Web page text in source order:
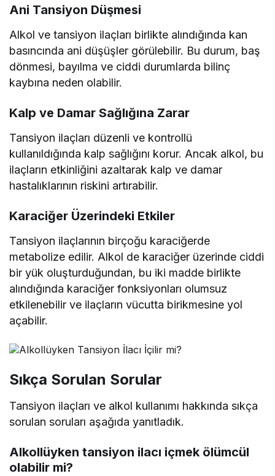
Ani Tansiyon Düşmesi
Alkol ve tansiyon ilaçları birlikte alındığında kan
basıncında ani düşüşler görülebilir. Bu durum, baş
dönmesi, bayılma ve ciddi durumlarda bilinç
kaybına neden olabilir.
Kalp ve Damar Sağlığına Zarar
Tansiyon ilaçları düzenli ve kontrollü
kullanıldığında kalp sağlığını korur. Ancak alkol, bu
ilaçların etkinliğini azaltarak kalp ve damar
hastalıklarının riskini artırabilir.
Karaciğer Üzerindeki Etkiler
Tansiyon ilaçlarının birçoğu karaciğerde
metabolize edilir. Alkol de karaciğer üzerinde ciddi
bir yük oluşturduğundan, bu iki madde birlikte
alındığında karaciğer fonksiyonları olumsuz
etkilenebilir ve ilaçların vücutta birikmesine yol
açabilir.
Sıkça Sorulan Sorular
Tansiyon ilaçları ve alkol kullanımı hakkında sıkça
sorulan soruları aşağıda yanıtladık.
Alkollüyken tansiyon ilacı içmek ölümcül
olabilir mi?